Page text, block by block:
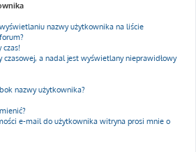
nazwy użytkownika na liście
czas!
czasowej, a nadal jest wyświetlany nieprawidłowy
nazwy użytkownika?
e-mail do użytkownika witryna prosi mnie o